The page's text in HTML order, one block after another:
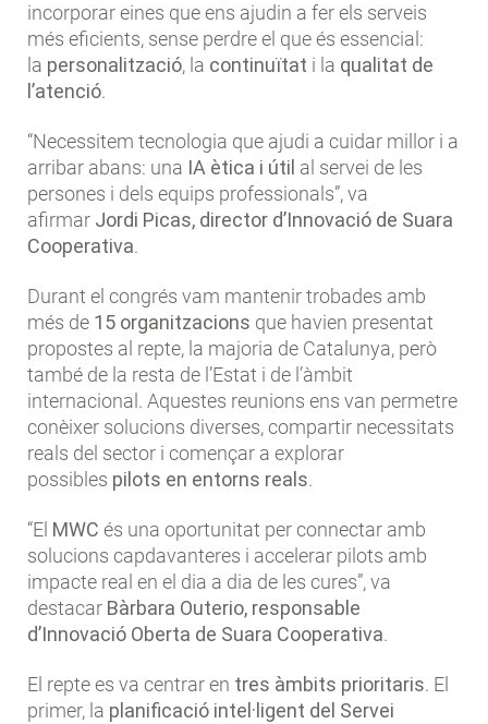
incorporar eines que ens ajudin a fer els serveis
més eficients, sense perdre el que és essencial:
la personalització, la continuïtat i la qualitat de
l’atenció.
“Necessitem tecnologia que ajudi a cuidar millor i a
arribar abans: una IA ètica i útil al servei de les
persones i dels equips professionals”, va
afirmar Jordi Picas, director d’Innovació de Suara
Cooperativa.
Durant el congrés vam mantenir trobades amb
més de 15 organitzacions que havien presentat
propostes al repte, la majoria de Catalunya, però
també de la resta de l’Estat i de l’àmbit
internacional. Aquestes reunions ens van permetre
conèixer solucions diverses, compartir necessitats
reals del sector i començar a explorar
possibles pilots en entorns reals.
“El MWC és una oportunitat per connectar amb
solucions capdavanteres i accelerar pilots amb
impacte real en el dia a dia de les cures”, va
destacar Bàrbara Outerio, responsable
d’Innovació Oberta de Suara Cooperativa.
El repte es va centrar en tres àmbits prioritaris. El
primer, la planificació intel·ligent del Servei